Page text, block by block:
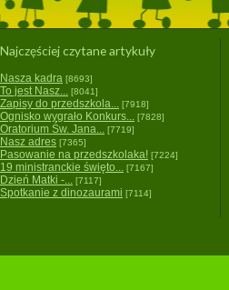
Najczęściej czytane artykuły
Nasza kadra [8693]
To jest Nasz... [8041]
Zapisy do przedszkola... [7918]
Ognisko wygrało Konkurs... [7828]
Oratorium Św. Jana... [7719]
Nasz adres [7365]
Pasowanie na przedszkolaka! [7224]
19 ministranckie święto... [7167]
Dzień Matki -... [7117]
Spotkanie z dinozaurami [7114]